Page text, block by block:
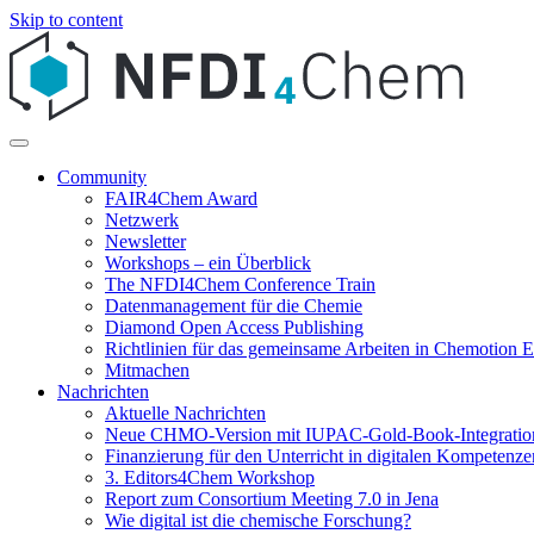
Skip to content
Community
FAIR4Chem Award
Netzwerk
Newsletter
Workshops – ein Überblick
The NFDI4Chem Conference Train
Datenmanagement für die Chemie
Diamond Open Access Publishing
Richtlinien für das gemeinsame Arbeiten in Chemotion
Mitmachen
Nachrichten
Aktuelle Nachrichten
Neue CHMO-Version mit IUPAC-Gold-Book-
Finanzierung für den Unterricht in digitalen
3. Editors4Chem Workshop
Report zum Consortium Meeting 7.0 in Jena
Wie digital ist die chemische Forschung?